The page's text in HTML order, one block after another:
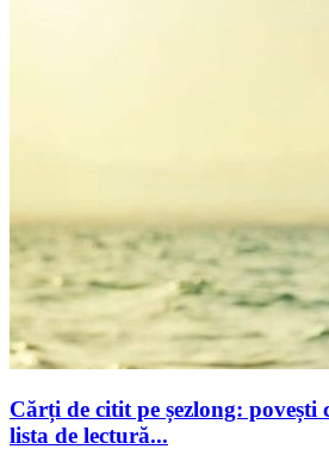
Cărți de citit pe șezlong: povești
lista de lectură...